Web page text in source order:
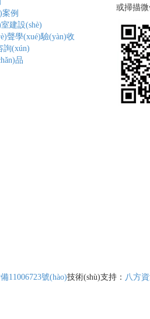
例
建設(shè)
聲學(xué)驗(yàn)收
詢(xún)
品
或掃描
11006723號(hào)技術(shù)支持： 八方